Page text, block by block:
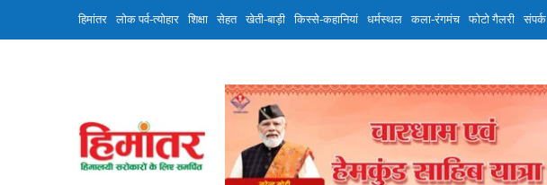
हिमांतर लोक पर्व-त्योहार शिक्षा सेहत खेती-बाड़ी किस्से-कहानियां धर्मस्थल कला-रंगमंच फोटो गैलरी संपर्क